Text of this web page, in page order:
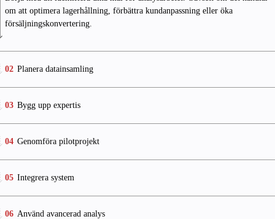
om att optimera lagerhållning, förbättra kundanpassning eller öka
försäljningskonvertering.
02 Planera datainsamling
03 Bygg upp expertis
04 Genomföra pilotprojekt
05 Integrera system
06 Använd avancerad analys